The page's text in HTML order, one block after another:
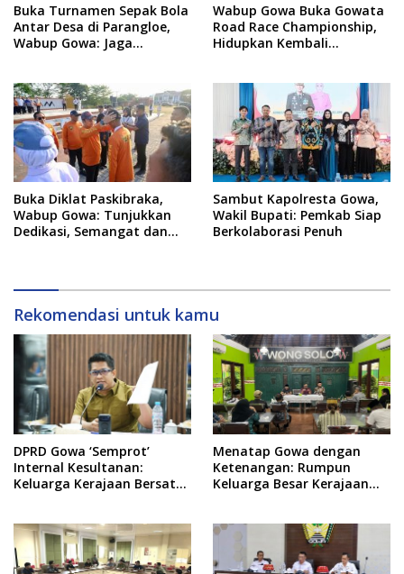
Buka Turnamen Sepak Bola
Antar Desa di Parangloe,
Wabup Gowa: Jaga
Wabup Gowa Buka Gowata
Road Race Championship,
Hidupkan Kembali
Buka Diklat Paskibraka,
Wabup Gowa: Tunjukkan
Dedikasi, Semangat dan
Sambut Kapolresta Gowa,
Wakil Bupati: Pemkab Siap
Berkolaborasi Penuh
Rekomendasi untuk kamu
DPRD Gowa ‘Semprot’
Internal Kesultanan:
Keluarga Kerajaan Bersatu
Menatap Gowa dengan
Ketenangan: Rumpun
Keluarga Besar Kerajaan
Jalur Musyawarah,
Ingatkan Soal Adat dan
Adab